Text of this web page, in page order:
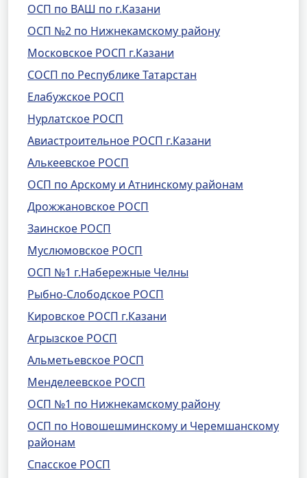
ОСП по ВАШ по г.Казани
ОСП №2 по Нижнекамскому району
Московское РОСП г.Казани
СОСП по Республике Татарстан
Елабужское РОСП
Нурлатское РОСП
Авиастроительное РОСП г.Казани
Алькеевское РОСП
ОСП по Арскому и Атнинскому районам
Дрожжановское РОСП
Заинское РОСП
Муслюмовское РОСП
ОСП №1 г.Набережные Челны
Рыбно-Слободское РОСП
Кировское РОСП г.Казани
Агрызское РОСП
Альметьевское РОСП
Менделеевское РОСП
ОСП №1 по Нижнекамскому району
ОСП по Новошешминскому и Черемшанскому
районам
Спасское РОСП